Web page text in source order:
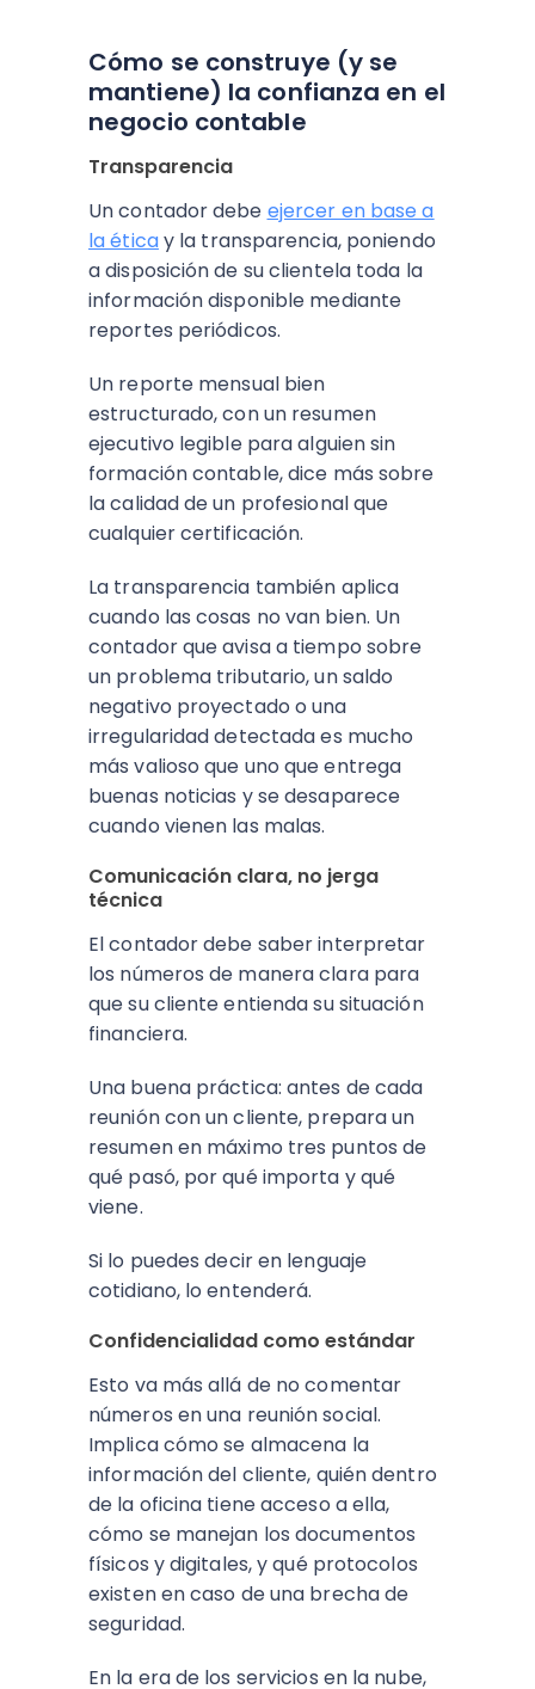
Cómo se construye (y se
mantiene) la confianza en el
negocio contable
Transparencia
Un contador debe ejercer en base a
la éticay la transparencia, poniendo
a disposición de su clientela toda la
información disponible mediante
reportes periódicos.
Un reporte mensual bien
estructurado, con un resumen
ejecutivo legible para alguien sin
formación contable, dice más sobre
la calidad de un profesional que
cualquier certificación.
La transparencia también aplica
cuando las cosas no van bien. Un
contador que avisa a tiempo sobre
un problema tributario, un saldo
negativo proyectado o una
irregularidad detectada es mucho
más valioso que uno que entrega
buenas noticias y se desaparece
cuando vienen las malas.
Comunicación clara, no jerga
técnica
El contador debe saber interpretar
los números de manera clara para
que su cliente entienda su situación
financiera.
Una buena práctica: antes de cada
reunión con un cliente, prepara un
resumen en máximo tres puntos de
qué pasó, por qué importa y qué
viene.
Si lo puedes decir en lenguaje
cotidiano, lo entenderá.
Confidencialidad como estándar
Esto va más allá de no comentar
números en una reunión social.
Implica cómo se almacena la
información del cliente, quién dentro
de la oficina tiene acceso a ella,
cómo se manejan los documentos
físicos y digitales, y qué protocolos
existen en caso de una brecha de
seguridad.
En la era de los servicios en la nube,